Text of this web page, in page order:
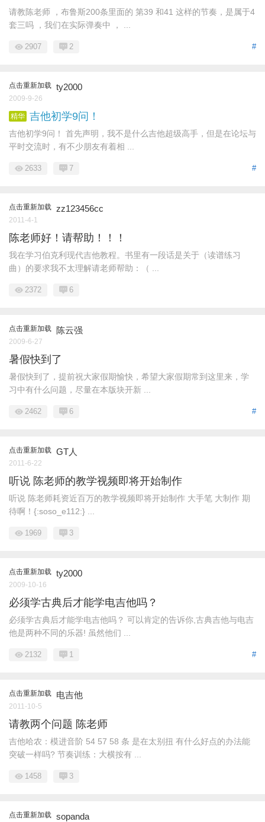
请教陈老师 ，布鲁斯200条里面的 第39 和41 这样的节奏，是属于4
套三吗 ，我们在实际弹奏中 ， ...
#
2907 2
点击重新加载 ty2000
2009-9-26
精华 吉他初学9问！
吉他初学9问！ 首先声明，我不是什么吉他超级高手，但是在论坛与
平时交流时，有不少朋友有着相 ...
#
2633 7
点击重新加载 zz123456cc
2011-4-1
陈老师好！请帮助！！！
我在学习伯克利现代吉他教程。书里有一段话是关于（读谱练习
曲）的要求我不太理解请老师帮助：（ ...
2372 6
点击重新加载 陈云强
2009-6-27
暑假快到了
暑假快到了，提前祝大家假期愉快，希望大家假期常到这里来，学
习中有什么问题，尽量在本版块开新 ...
#
2462 6
点击重新加载 GT人
2011-6-22
听说 陈老师的教学视频即将开始制作
听说 陈老师耗资近百万的教学视频即将开始制作 大手笔 大制作 期
待啊！{:soso_e112:} ...
1969 3
点击重新加载 ty2000
2009-10-16
必须学古典后才能学电吉他吗？
必须学古典后才能学电吉他吗？ 可以肯定的告诉你,古典吉他与电吉
他是两种不同的乐器! 虽然他们 ...
#
2132 1
点击重新加载 电吉他
2011-10-5
请教两个问题 陈老师
吉他哈农：模进音阶 54 57 58 条 是在太别扭 有什么好点的办法能
突破一样吗? 节奏训练：大横按有 ...
1458 3
点击重新加载 sopanda